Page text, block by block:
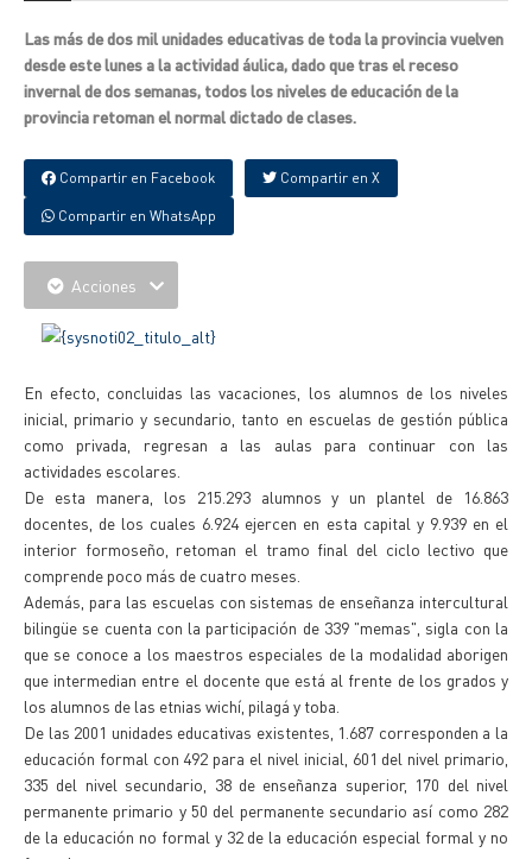
Las más de dos mil unidades educativas de toda la provincia vuelven
desde este lunes a la actividad áulica, dado que tras el receso
invernal de dos semanas, todos los niveles de educación de la
provincia retoman el normal dictado de clases.
Compartir en Facebook Compartir en X
Compartir en WhatsApp
Acciones
En efecto, concluidas las vacaciones, los alumnos de los niveles
inicial, primario y secundario, tanto en escuelas de gestión pública
como privada, regresan a las aulas para continuar con las
actividades escolares.
De esta manera, los 215.293 alumnos y un plantel de 16.863
docentes, de los cuales 6.924 ejercen en esta capital y 9.939 en el
interior formoseño, retoman el tramo final del ciclo lectivo que
comprende poco más de cuatro meses.
Además, para las escuelas con sistemas de enseñanza intercultural
bilingüe se cuenta con la participación de 339 "memas", sigla con la
que se conoce a los maestros especiales de la modalidad aborigen
que intermedian entre el docente que está al frente de los grados y
los alumnos de las etnias wichí, pilagá y toba.
De las 2001 unidades educativas existentes, 1.687 corresponden a la
educación formal con 492 para el nivel inicial, 601 del nivel primario,
335 del nivel secundario, 38 de enseñanza superior, 170 del nivel
permanente primario y 50 del permanente secundario así como 282
de la educación no formal y 32 de la educación especial formal y no